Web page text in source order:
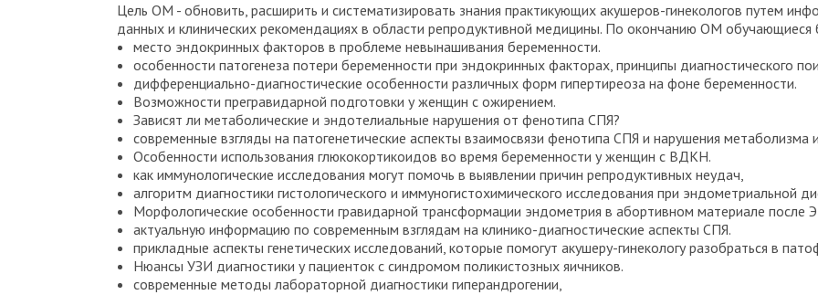
Цель ОМ - обновить, расширить и систематизировать знания практикующих акушеров-гинекологов путем
данных и клинических рекомендациях в области репродуктивной медицины. По окончанию ОМ обучающиеся
место эндокринных факторов в проблеме невынашивания беременности.
особенности патогенеза потери беременности при эндокринных факторах, принципы диагностического
дифференциально-диагностические особенности различных форм гипертиреоза на фоне беременности.
Возможности прегравидарной подготовки у женщин с ожирением.
Зависят ли метаболические и эндотелиальные нарушения от фенотипа СПЯ?
современные взгляды на патогенетические аспекты взаимосвязи фенотипа СПЯ и нарушения метаболизма
Особенности использования глюкокортикоидов во время беременности у женщин с ВДКН.
как иммунологические исследования могут помочь в выявлении причин репродуктивных неудач,
алгоритм диагностики гистологического и иммуногистохимического исследования при эндометриальной
Морфологические особенности гравидарной трансформации эндометрия в абортивном материале после
актуальную информацию по современным взглядам на клинико-диагностические аспекты СПЯ.
прикладные аспекты генетических исследований, которые помогут акушеру-гинекологу разобраться в
Нюансы УЗИ диагностики у пациенток с синдромом поликистозных яичников.
современные методы лабораторной диагностики гиперандрогении,